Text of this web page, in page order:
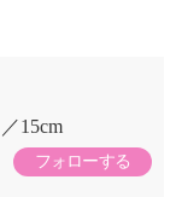
15cm
フォローする